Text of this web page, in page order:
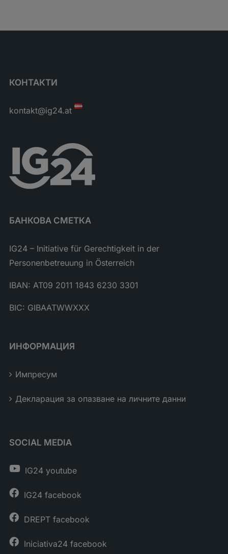
КОНТАКТИ
kontakt@ig24.at
БАНКОВА СМЕТКА
IG24 – Initiative für Gerechtigkeit in der
Personenbetreuung in Österreich
IBAN: AT09 2011 1843 6230 3301
BIC: GIBAATWWXXX
ИНФОРМАЦИЯ
Импресум
Декларация за опазване на личните данни
SOCIAL MEDIA
IG24 youtube
IG24 facebook
DREPT facebook
Iniciativa24 facebook